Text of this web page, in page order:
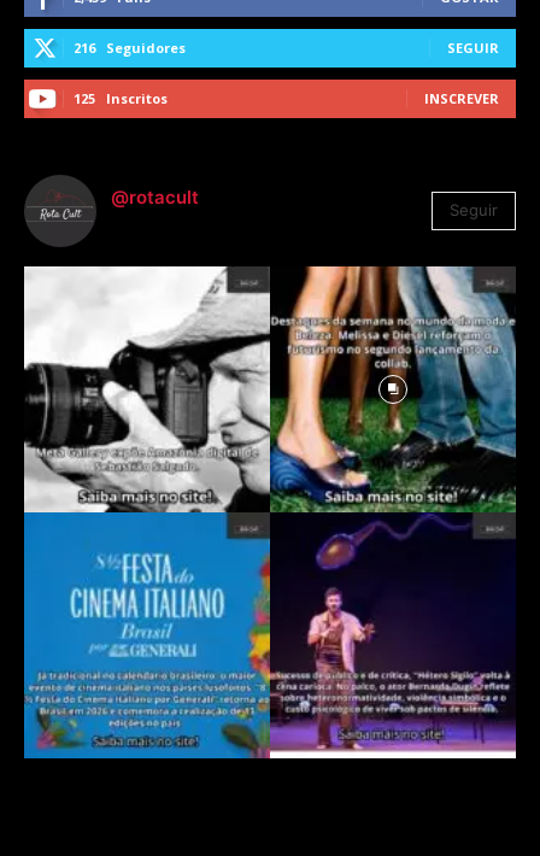
216 Seguidores SEGUIR
125 Inscritos INSCREVER
@rotacult
Seguir